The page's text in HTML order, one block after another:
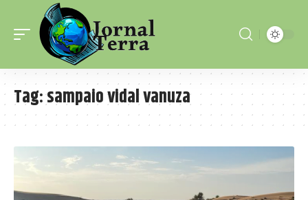
Tag:sampaio vidal vanuza